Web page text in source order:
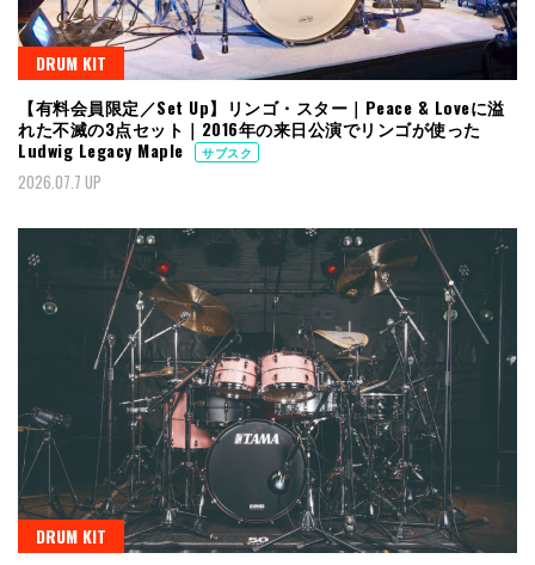
DRUM KIT
【有料会員限定／Set Up】リンゴ・スター｜Peace & Loveに溢
れた不滅の3点セット｜2016年の来日公演でリンゴが使った
Ludwig Legacy Maple
サブスク
2026.07.7 UP
DRUM KIT